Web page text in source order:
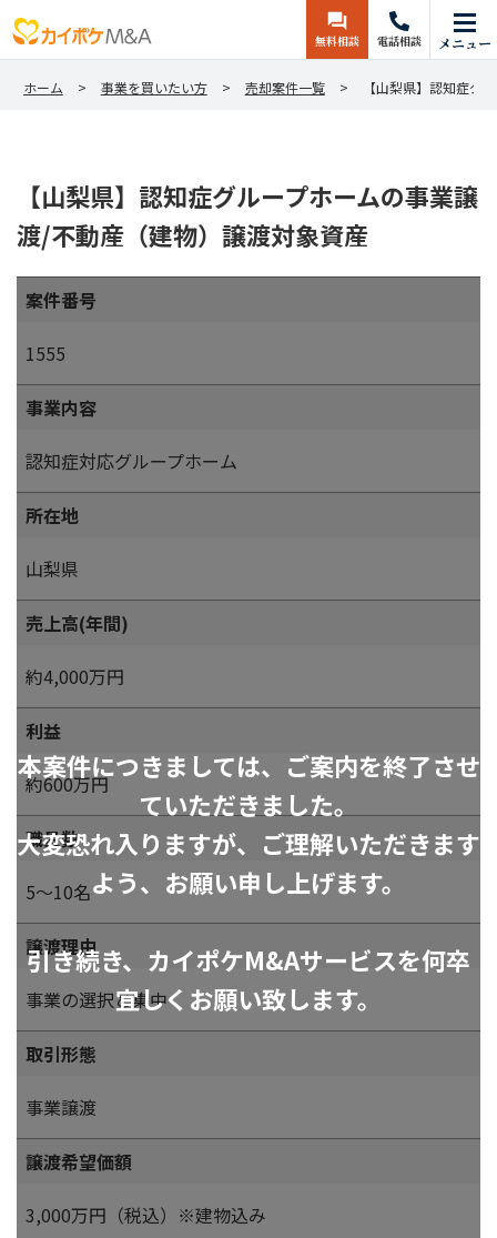
無料相談 電話相談 メニュー
ホーム 事業を買いたい方 売却案件一覧 【山梨県】認知症グ
【山梨県】認知症グループホームの事業譲
渡/不動産（建物）譲渡対象資産
本案件につきましては、ご案内を終了させ
ていただきました。
大変恐れ入りますが、ご理解いただきます
よう、お願い申し上げます。
引き続き、カイポケM&Aサービスを何卒
宜しくお願い致します。
案件番号
1555
事業内容
認知症対応グループホーム
所在地
山梨県
売上高(年間)
約4,000万円
利益
約600万円
職員数
5～10名
譲渡理由
事業の選択と集中
取引形態
事業譲渡
譲渡希望価額
3,000万円（税込）※建物込み